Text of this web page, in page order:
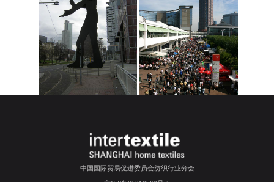
中国国际贸易促进委员会纺织行业分会